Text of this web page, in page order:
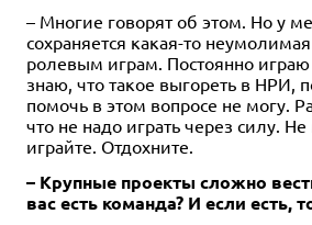
– Многие говорят об этом. Но у
сохраняется какая-то неумолимая
ролевым играм. Постоянно
знаю, что такое выгореть в НРИ,
помочь в этом вопросе не могу.
что не надо играть через силу.
играйте. Отдохните.
– Крупные проекты сложно
вас есть команда? И если есть,